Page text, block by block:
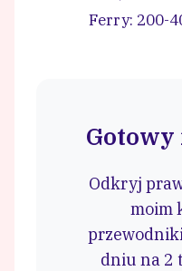
Ferry: 200-
Gotowy
Odkryj
moim
dniu na 2